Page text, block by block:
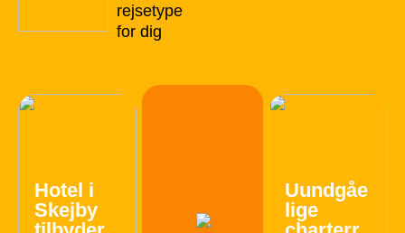
rejsetype
for dig
Hotel i
Skejby
Uundgåe
lige